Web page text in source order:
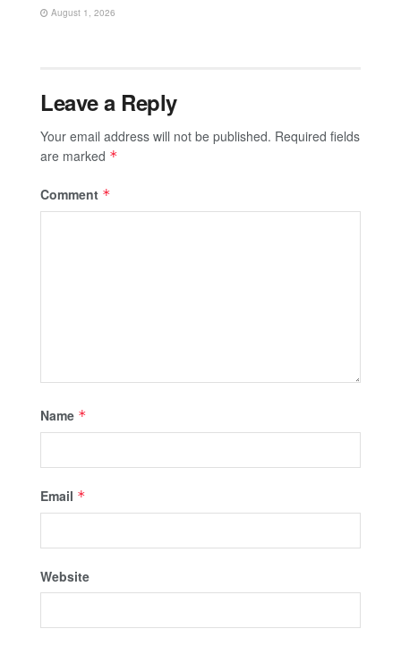
August 1, 2026
Leave a Reply
Your email address will not be published. Required fields
are marked *
Comment *
Name *
Email *
Website